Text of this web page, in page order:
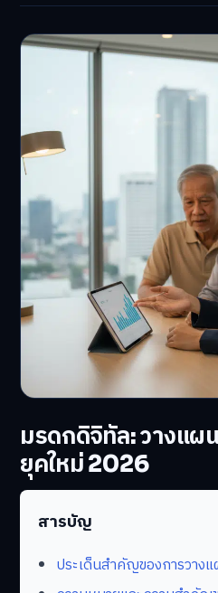
มรดกดิจิทัล: วางแผ
ยุคใหม่ 2026
สารบัญ
ประเด็นสำคัญของการวาง